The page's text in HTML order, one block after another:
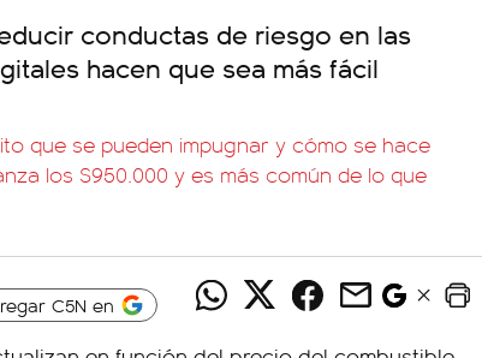
conductas de riesgo en las
hacen que sea más fácil
que se pueden impugnar y cómo se hace
los $950.000 y es más común de lo que
C5N en